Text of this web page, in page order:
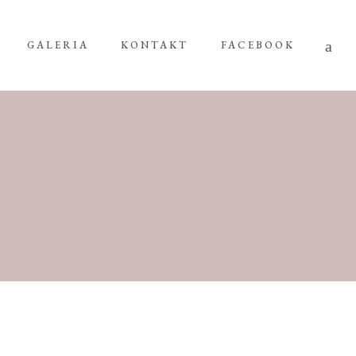
GALERIA KONTAKT FACEBOOK